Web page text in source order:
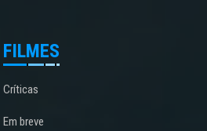
FILMES
Críticas
Em breve